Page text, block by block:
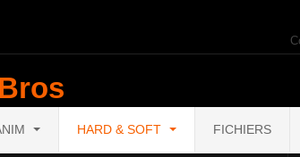
HARD & SOFT FICHIERS